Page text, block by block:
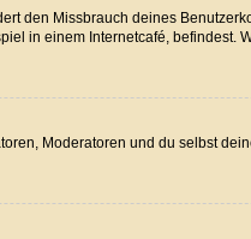
den Missbrauch deines
in einem Internetcafé, befindest.
Moderatoren und du selbst